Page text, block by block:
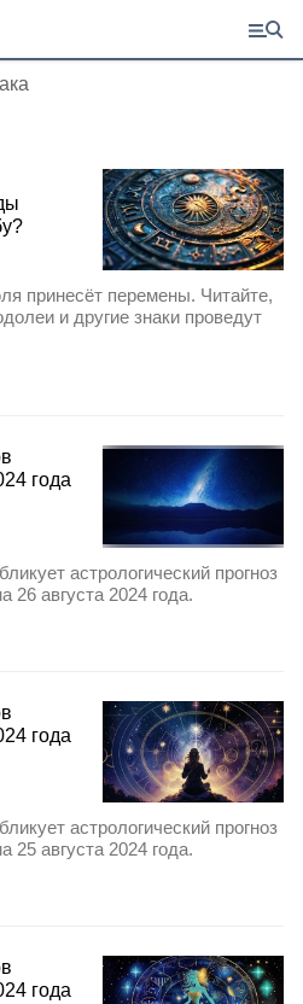
принесёт перемены. Читайте,
и другие знаки проведут
года
астрологический прогноз
26 августа 2024 года.
года
астрологический прогноз
25 августа 2024 года.
года